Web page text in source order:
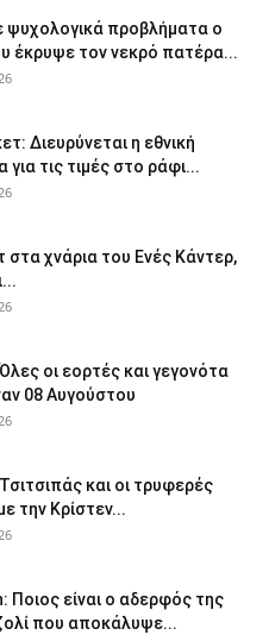
προβλήματα ο
έκρυψε τον νεκρό πατέρα...
Διευρύνεται η εθνική
τις τιμές στο ράφι...
στα χνάρια του Ενές Κάντερ,
οι εορτές και γεγονότα
08 Αυγούστου
και οι τρυφερές
την Κρίστεν...
Ποιος είναι ο αδερφός της
που αποκάλυψε...